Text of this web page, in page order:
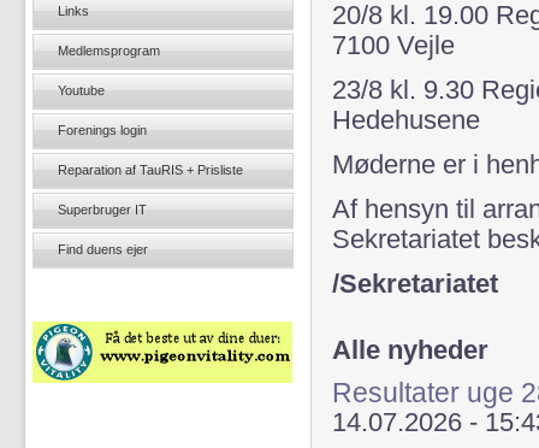
20/8 kl. 19.00
7100 Vejle
23/8 kl. 9.30
Hedehusene
Møderne er i
Af hensyn til
Sekretariatet
/Sekretariatet
Alle nyheder
Resultater uge
14.07.2026 -
Links
Medlemsprogram
Youtube
Forenings login
Reparation af TauRIS + Prisliste
Superbruger IT
Find duens ejer